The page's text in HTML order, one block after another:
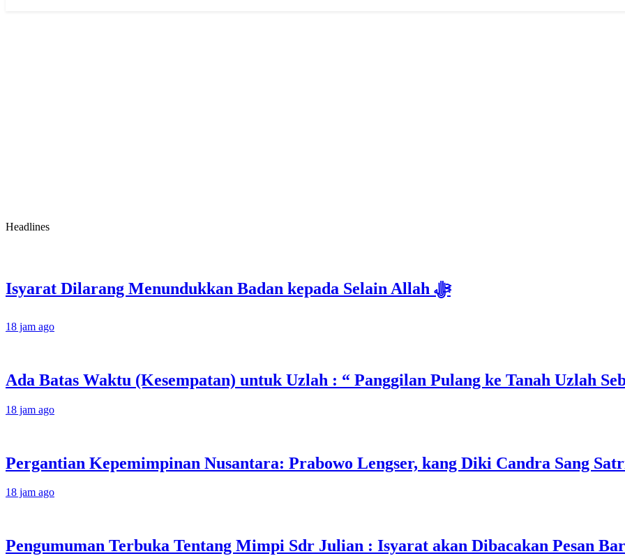
Headlines
Isyarat Dilarang Menundukkan Badan kepada Selain Allah ﷻ
18 jam ago
Ada Batas Waktu (Kesempatan) untuk Uzlah : “ Panggilan Pulang ke Tanah Uzlah
18 jam ago
Pergantian Kepemimpinan Nusantara: Prabowo Lengser, kang Diki Candra Sang
18 jam ago
Pengumuman Terbuka Tentang Mimpi Sdr Julian : Isyarat akan Dibacakan Pesan